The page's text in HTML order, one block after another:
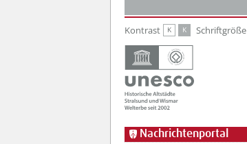
Kontrast K K Schriftgröße
Nachrichtenportal